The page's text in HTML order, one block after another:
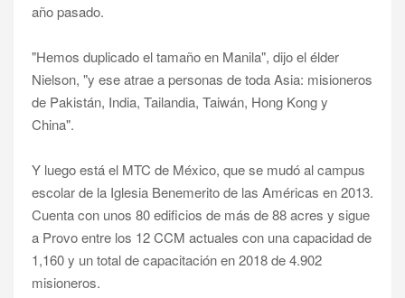
año pasado.
"Hemos duplicado el tamaño en Manila", dijo el élder
Nielson, "y ese atrae a personas de toda Asia: misioneros
de Pakistán, India, Tailandia, Taiwán, Hong Kong y
China".
Y luego está el MTC de México, que se mudó al campus
escolar de la Iglesia Benemerito de las Américas en 2013.
Cuenta con unos 80 edificios de más de 88 acres y sigue
a Provo entre los 12 CCM actuales con una capacidad de
1,160 y un total de capacitación en 2018 de 4.902
misioneros.